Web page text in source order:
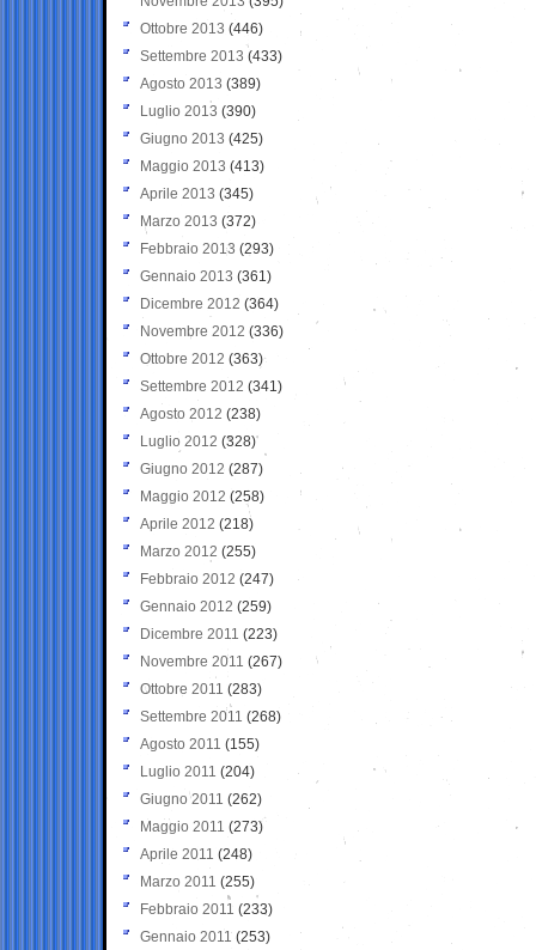
Ottobre 2013 (446)
Settembre 2013 (433)
Agosto 2013 (389)
Luglio 2013 (390)
Giugno 2013 (425)
Maggio 2013 (413)
Aprile 2013 (345)
Marzo 2013 (372)
Febbraio 2013 (293)
Gennaio 2013 (361)
Dicembre 2012 (364)
Novembre 2012 (336)
Ottobre 2012 (363)
Settembre 2012 (341)
Agosto 2012 (238)
Luglio 2012 (328)
Giugno 2012 (287)
Maggio 2012 (258)
Aprile 2012 (218)
Marzo 2012 (255)
Febbraio 2012 (247)
Gennaio 2012 (259)
Dicembre 2011 (223)
Novembre 2011 (267)
Ottobre 2011 (283)
Settembre 2011 (268)
Agosto 2011 (155)
Luglio 2011 (204)
Giugno 2011 (262)
Maggio 2011 (273)
Aprile 2011 (248)
Marzo 2011 (255)
Febbraio 2011 (233)
Gennaio 2011 (253)